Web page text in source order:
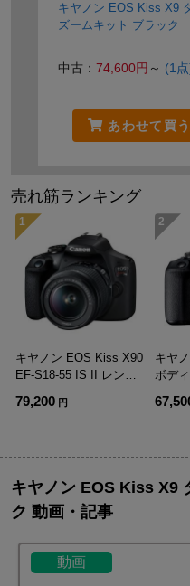
キヤノン EOS Kiss X9
ズームキット ブラック
中古： 74,600円 ～ (1
あわせて買う
売れ筋ランキング
1
キヤノン EOS Kiss X90
EF-S18-55 IS II レンズ
79,200 円
2
キヤ
ボディ
キヤノン EOS Kiss X9
ク 動画・記事
動画